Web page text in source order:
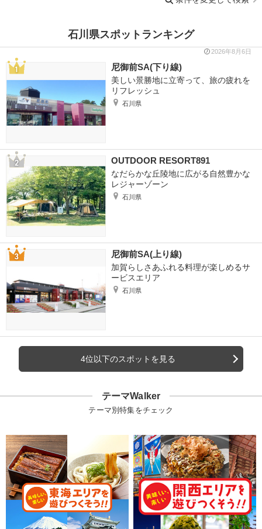
石川県スポットランキング
2026年8月6日
尼御前SA(下り線)
美しい景勝地に立寄って、旅の疲れを
リフレッシュ
石川県
OUTDOOR RESORT891
なだらかな丘陵地に広がる自然豊かな
レジャーゾーン
石川県
尼御前SA(上り線)
加賀らしさあふれる料理が楽しめるサ
ービスエリア
石川県
4位以下のスポットを見る
テーマWalker
テーマ別特集をチェック